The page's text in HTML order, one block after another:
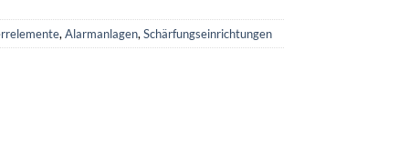
, Alarmanlagen, Schärfungseinrichtungen